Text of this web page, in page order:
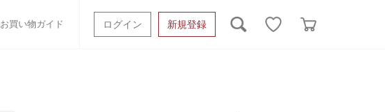
お買い物ガイド ログイン 新規登録